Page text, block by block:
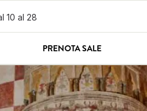
10 al 28
PRENOTA SALE